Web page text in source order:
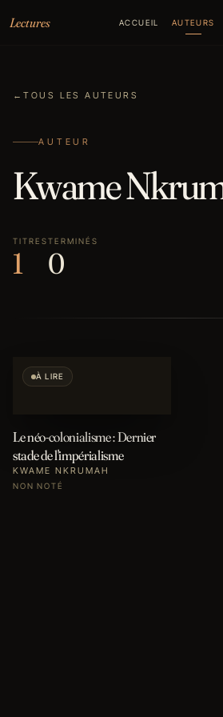
Lectures
ACCUEIL AUTEURS
←TOUS LES AUTEURS
AUTEUR
Kwame
TITRES
1
TERMINÉS
0
À LIRE
Le néo-colonialisme : Dernier
stade de l'impérialisme
KWAME NKRUMAH
NON NOTÉ